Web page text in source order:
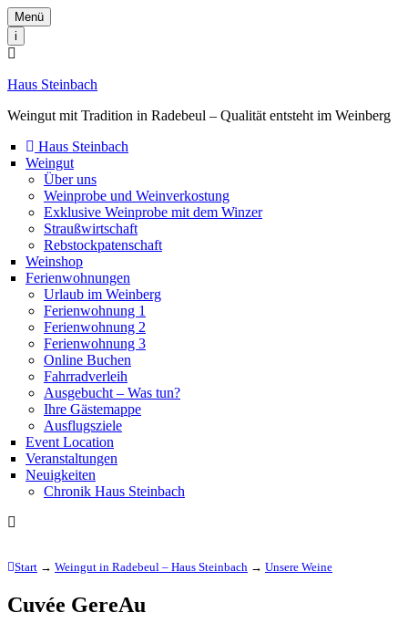
Menü
i
Haus Steinbach
Weingut mit Tradition in Radebeul – Qualität entsteht im Weinberg
Haus Steinbach
Weingut
Über uns
Weinprobe und Weinverkostung
Exklusive Weinprobe mit dem Winzer
Straußwirtschaft
Rebstockpatenschaft
Weinshop
Ferienwohnungen
Urlaub im Weinberg
Ferienwohnung 1
Ferienwohnung 2
Ferienwohnung 3
Online Buchen
Fahrradverleih
Ausgebucht – Was tun?
Ihre Gästemappe
Ausflugsziele
Event Location
Veranstaltungen
Neuigkeiten
Chronik Haus Steinbach
Start → Weingut in Radebeul – Haus Steinbach → Unsere Weine
Cuvée GereAu